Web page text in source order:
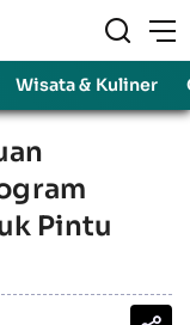
Wisata & Kuliner
Pintu